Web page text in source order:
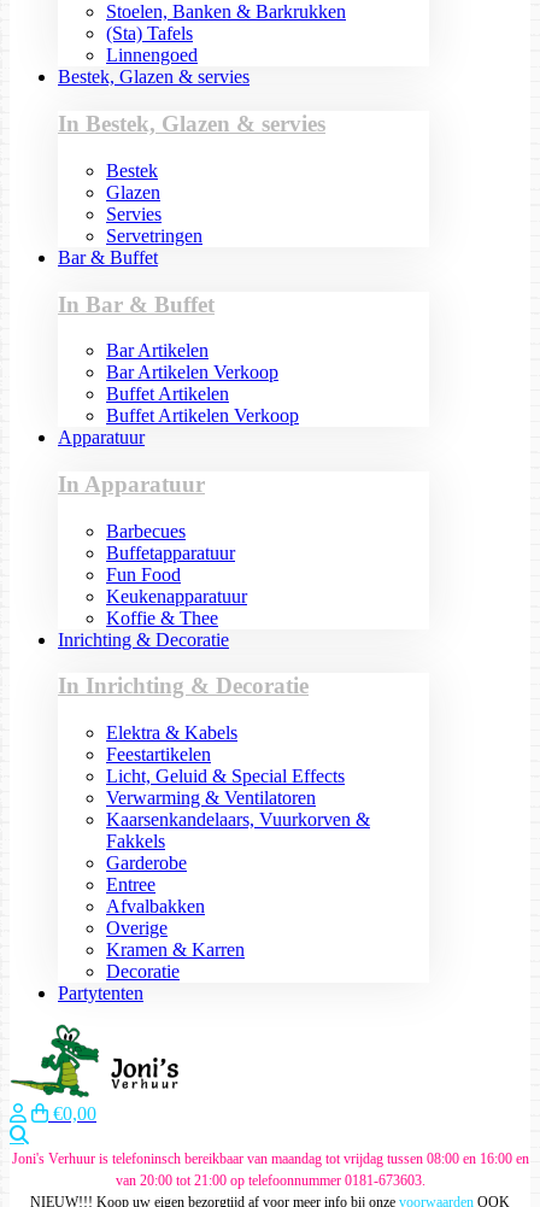
Stoelen, Banken & Barkrukken
(Sta) Tafels
Linnengoed
Bestek, Glazen & servies
In Bestek, Glazen & servies
Bestek
Glazen
Servies
Servetringen
Bar & Buffet
In Bar & Buffet
Bar Artikelen
Bar Artikelen Verkoop
Buffet Artikelen
Buffet Artikelen Verkoop
Apparatuur
In Apparatuur
Barbecues
Buffetapparatuur
Fun Food
Keukenapparatuur
Koffie & Thee
Inrichting & Decoratie
In Inrichting & Decoratie
Elektra & Kabels
Feestartikelen
Licht, Geluid & Special Effects
Verwarming & Ventilatoren
Kaarsenkandelaars, Vuurkorven &
Fakkels
Garderobe
Entree
Afvalbakken
Overige
Kramen & Karren
Decoratie
Partytenten
€0,00
Joni's Verhuur is telefoninsch bereikbaar van maandag tot vrijdag tussen 08:00 en 16:00 en
van 20:00 tot 21:00 op telefoonnummer 0181-673603.
NIEUW!!! Koop uw eigen bezorgtijd af voor meer info bij onze voorwaarden OOK